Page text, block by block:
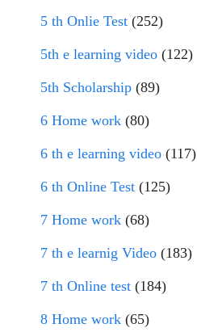
5 th Onlie Test (252)
5th e learning video (122)
5th Scholarship (89)
6 Home work (80)
6 th e learning video (117)
6 th Online Test (125)
7 Home work (68)
7 th e learnig Video (183)
7 th Online test (184)
8 Home work (65)